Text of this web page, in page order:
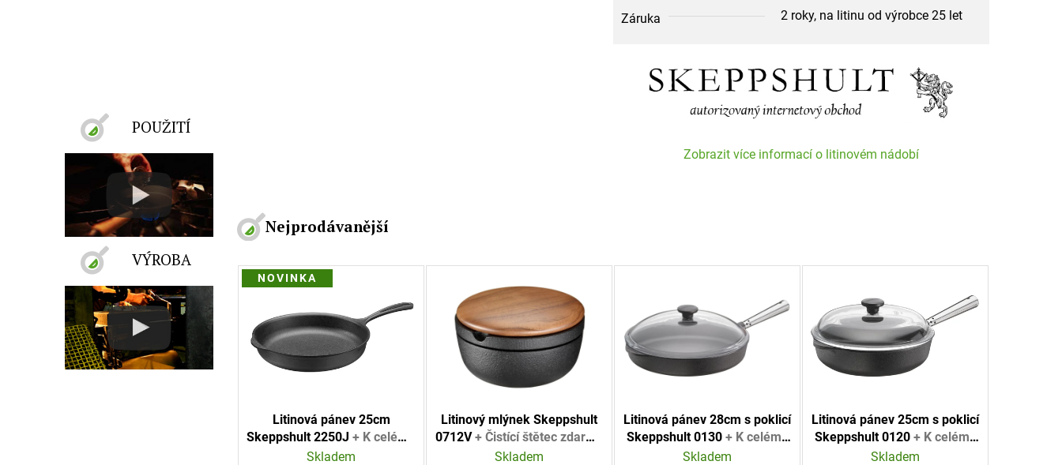
Záruka 2 roky, na litinu od výrobce 25 let
Zobrazit více informací o litinovém nádobí
Nejprodávanější
NOVINKA
Litinová pánev 25cm
Skeppshult 2250J+ K celému
nákupu jeden značkový nůž
Skladem
Litinový mlýnek Skeppshult
0712V+ Čistící štětec zdarma
+ Plátěná taška s logem
Skladem
Litinová pánev 28cm s poklicí
Skeppshult 0130 + K celému
nákupu jeden značkový nůž
Skladem
Litinová pánev 25cm s poklicí
Skeppshult 0120 + K celému
nákupu jeden značkový nůž
Skladem